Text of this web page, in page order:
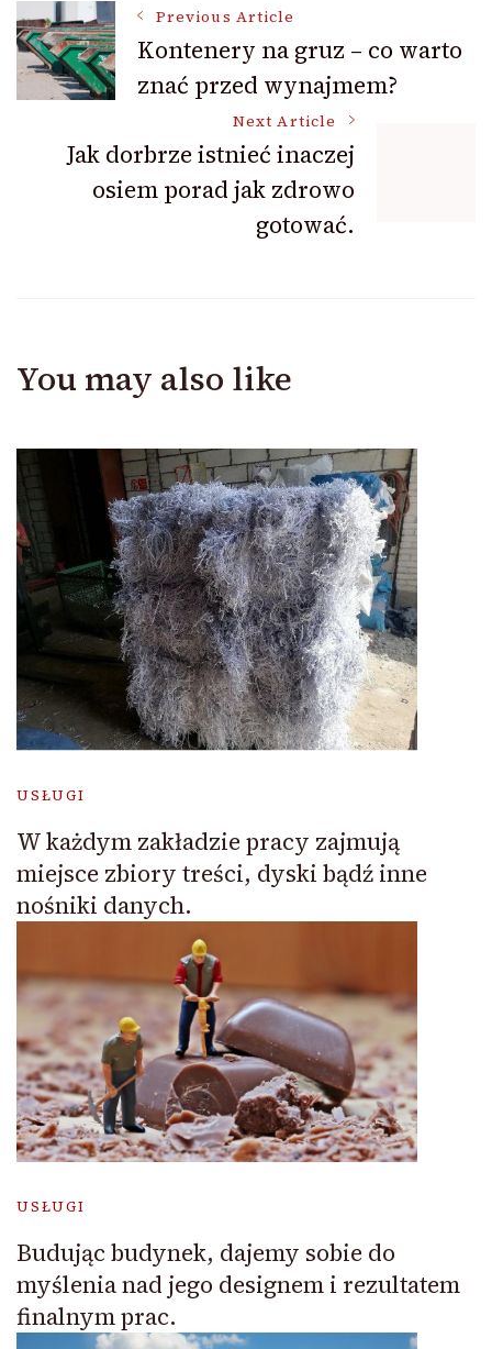
Post
Navigation
Previous Article
Kontenery na gruz – co warto
znać przed wynajmem?
Next Article
Jak dorbrze istnieć inaczej
osiem porad jak zdrowo
gotować.
You may also like
USŁUGI
W każdym zakładzie pracy zajmują
miejsce zbiory treści, dyski bądź inne
nośniki danych.
USŁUGI
Budując budynek, dajemy sobie do
myślenia nad jego designem i rezultatem
finalnym prac.